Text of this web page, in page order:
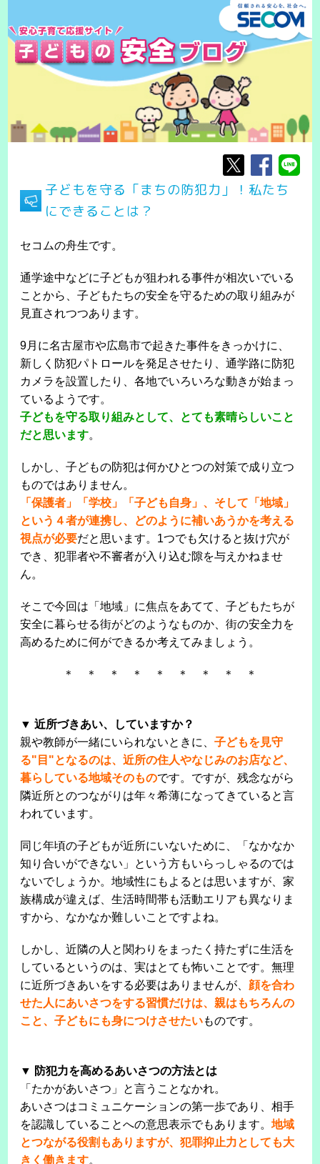
子どもを守る「まちの防犯力」！私たち
にできることは？
セコムの舟生です。
通学途中などに子どもが狙われる事件が相次いでいる
ことから、子どもたちの安全を守るための取り組みが
見直されつつあります。
9月に名古屋市や広島市で起きた事件をきっかけに、
新しく防犯パトロールを発足させたり、通学路に防犯
カメラを設置したり、各地でいろいろな動きが始まっ
ているようです。
子どもを守る取り組みとして、とても素晴らしいこと
だと思います。
しかし、子どもの防犯は何かひとつの対策で成り立つ
ものではありません。
「保護者」「学校」「子ども自身」、そして「地域」
という４者が連携し、どのように補いあうかを考える
視点が必要だと思います。1つでも欠けると抜け穴が
でき、犯罪者や不審者が入り込む隙を与えかねませ
ん。
そこで今回は「地域」に焦点をあてて、子どもたちが
安全に暮らせる街がどのようなものか、街の安全力を
高めるために何ができるか考えてみましょう。
＊ ＊ ＊ ＊ ＊ ＊ ＊ ＊ ＊
▼ 近所づきあい、していますか？
親や教師が一緒にいられないときに、子どもを見守
る"目"となるのは、近所の住人やなじみのお店など、
暮らしている地域そのものです。ですが、残念ながら
隣近所とのつながりは年々希薄になってきていると言
われています。
同じ年頃の子どもが近所にいないために、「なかなか
知り合いができない」という方もいらっしゃるのでは
ないでしょうか。地域性にもよるとは思いますが、家
族構成が違えば、生活時間帯も活動エリアも異なりま
すから、なかなか難しいことですよね。
しかし、近隣の人と関わりをまったく持たずに生活を
しているというのは、実はとても怖いことです。無理
に近所づきあいをする必要はありませんが、 顔を合わ
せた人にあいさつをする習慣だけは、親はもちろんの
こと、子どもにも身につけさせたいものです。
▼ 防犯力を高めるあいさつの方法とは
「たかがあいさつ」と言うことなかれ。
あいさつはコミュニケーションの第一歩であり、相手
を認識していることへの意思表示でもあります。地域
とつながる役割もありますが、犯罪抑止力としても大
きく働きます。